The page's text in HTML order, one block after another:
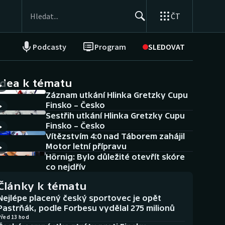
ČT
Podcasty Program SLEDOVAT
NEPŘEHLÉDNĚTE
Historické návraty
Aplikace ČT sport
AZ kvíz
k tématu
Záznam utkání Hlinka Gretzky Cupu
Finsko – Česko
Sestřih utkání Hlinka Gretzky Cupu
Finsko – Česko
Vítězstvím 4:0 nad Táborem zahájil
Motor letní přípravu
Hörnig: Bylo důležité otevřít skóre
co nejdřív
k tématu
placený český sportovec je opět
podle Forbesu vydělal 275 milionů
13 hod